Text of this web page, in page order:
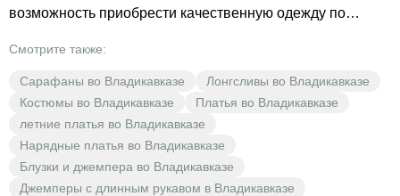
возможность приобрести качественную одежду по
убедитесь в этом сами!
Смотрите также:
Сарафаны во Владикавказе
Лонгсливы во Владикавказе
Костюмы во Владикавказе
Платья во Владикавказе
летние платья во Владикавказе
Нарядные платья во Владикавказе
Блузки и джемпера во Владикавказе
Джемперы с длинным рукавом в Владикавказе